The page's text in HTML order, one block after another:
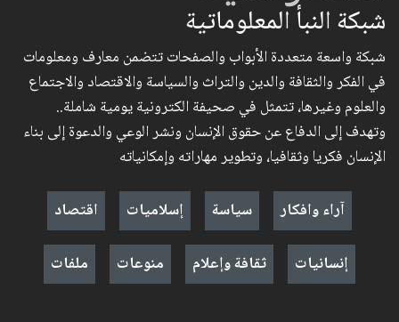
شبكة النبأ المعلوماتية
شبكة واسعة متعددة الأبواب والصفحات تتضمن معارف ومعلومات
في الفكر والثقافة والدين والتراث والسياسة والاقتصاد والاجتماع
والعلوم وغيرها، تتمثل في صحيفة الكترونية يومية شاملة..
وتهدف إلى الدفاع عن حقوق الإنسان ونشر الوعي والدعوة إلى بناء
الإنسان فكريا وثقافيا، وتطوير مهاراته وإمكانياته
آراء وافكار
سياسة إسلاميات
اقتصاد
إنسانيات
ثقافة وإعلام منوعات ملفات